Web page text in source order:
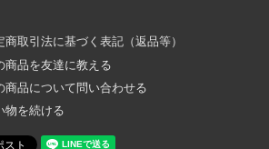
商取引法に基づく表記（返品等）
商品を友達に教える
商品について問い合わせる
物を続ける